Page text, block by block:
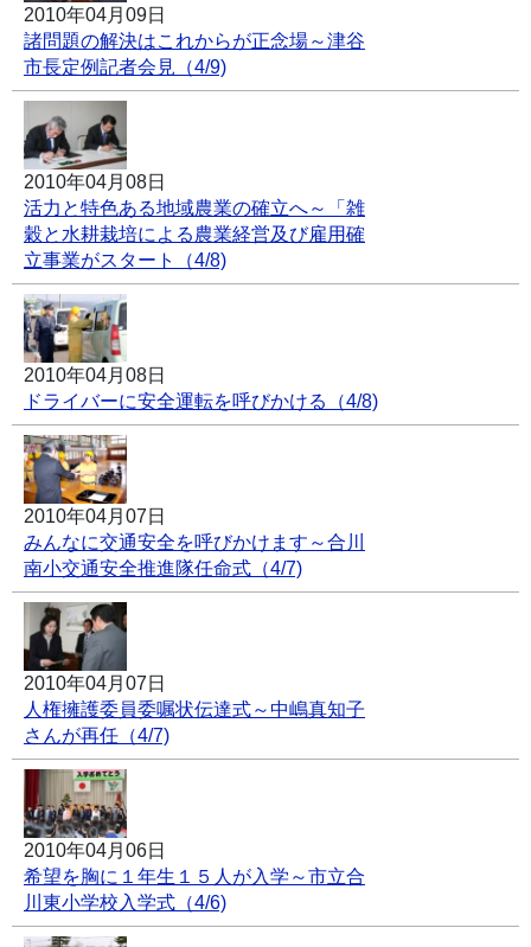
2010年04月09日
諸問題の解決はこれからが正念場～津谷
市長定例記者会見（4/9)
2010年04月08日
活力と特色ある地域農業の確立へ～「雑
穀と水耕栽培による農業経営及び雇用確
立事業がスタート（4/8)
2010年04月08日
ドライバーに安全運転を呼びかける（4/8)
2010年04月07日
みんなに交通安全を呼びかけます～合川
南小交通安全推進隊任命式（4/7)
2010年04月07日
人権擁護委員委嘱状伝達式～中嶋真知子
さんが再任（4/7)
2010年04月06日
希望を胸に１年生１５人が入学～市立合
川東小学校入学式（4/6)